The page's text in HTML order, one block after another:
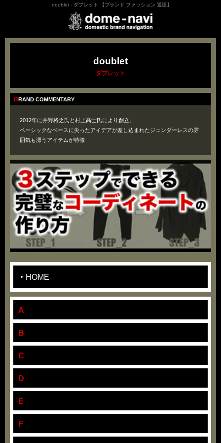
doublet - ダブレット 【ブランド ファッション 通販】
doublet
ダブレット
BRAND COMMENTARY
2012年に井野将之氏と村上高士氏により創立。
ベーシックなベースに尖ったアイデアが差し込まれたジェンダーレスの雰
囲気も漂うアイテムが特徴
HOME
A
B
C
D
E
F